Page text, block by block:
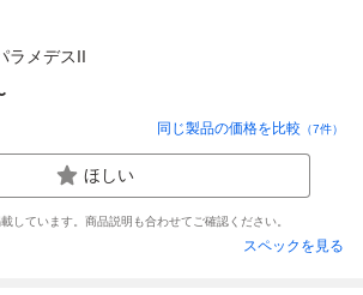
ラメデスII
同じ製品の価格を比較 （7件）
ほしい
しています。商品説明も合わせてご確認ください。
スペックを見る